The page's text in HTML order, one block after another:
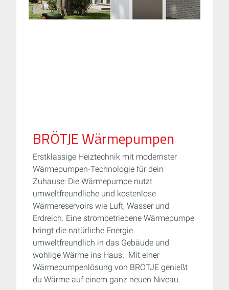
BRÖTJE Wärmepumpen
Erstklassige Heiztechnik mit modernster
Wärmepumpen-Technologie für dein
Zuhause: Die Wärmepumpe nutzt
umweltfreundliche und kostenlose
Wärmereservoirs wie Luft, Wasser und
Erdreich. Eine strombetriebene Wärmepumpe
bringt die natürliche Energie
umweltfreundlich in das Gebäude und
wohlige Wärme ins Haus. Mit einer
Wärmepumpenlösung von BRÖTJE genießt
du Wärme auf einem ganz neuen Niveau.